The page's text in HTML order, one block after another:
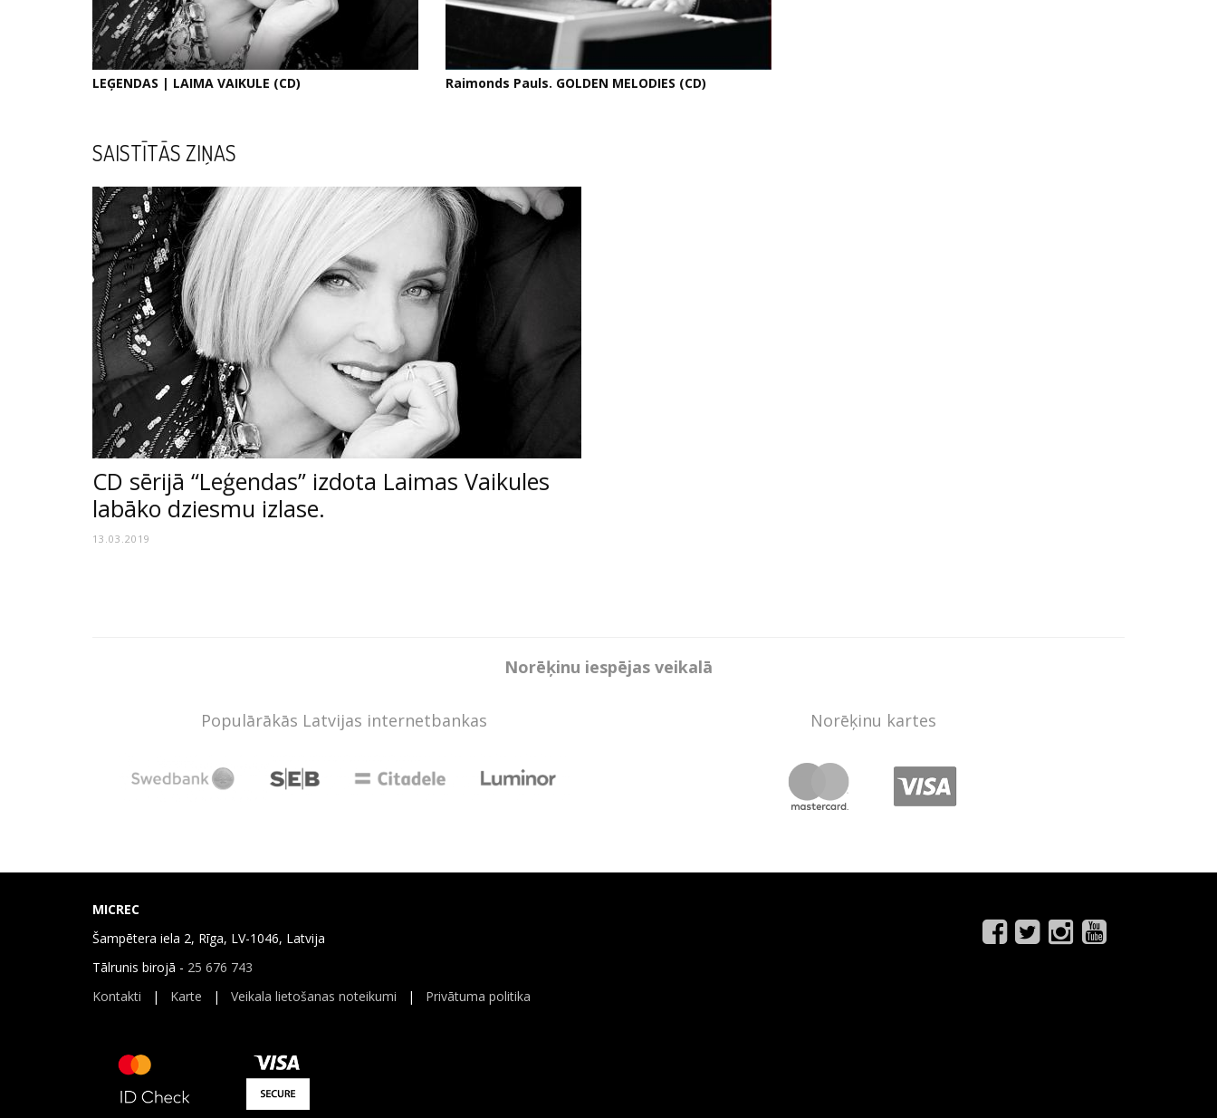
LEĢENDAS | LAIMA VAIKULE (CD) Raimonds Pauls. GOLDEN MELODIES (CD)
SAISTĪTĀS ZIŅAS
CD sērijā “Leģendas” izdota Laimas Vaikules
labāko dziesmu izlase.
13.03.2019
Norēķinu iespējas veikalā
Populārākās Latvijas internetbankas Norēķinu kartes
MICREC
Šampētera iela 2, Rīga, LV-1046, Latvija
Tālrunis birojā - 25 676 743
Kontakti | Karte | Veikala lietošanas noteikumi | Privātuma politika